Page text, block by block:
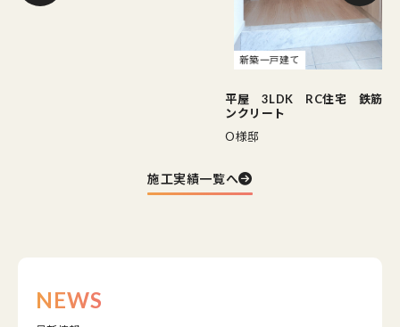
平屋 3LDK RC住宅 鉄筋コ
ンクリート
U様邸
施工実績一覧へ
NEWS